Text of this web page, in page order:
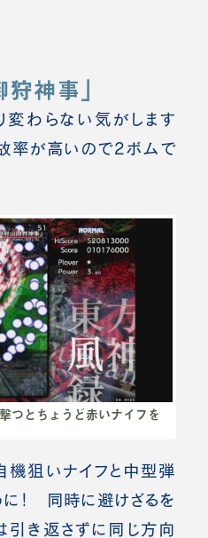
狩神事」
変わらない気がします
率が高いので2ボムで
つとちょうど赤いナイフを
狙いナイフと中型弾
に！ 同時に避けざるを
引き返さずに同じ方向